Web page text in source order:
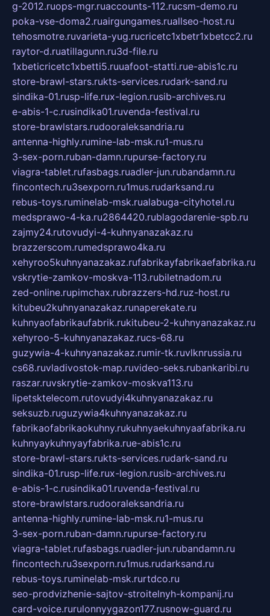
g-2012.ruops-mgr.ruaccounts-112.rucsm-demo.ru
poka-vse-doma2.ruairgungames.ruallseo-host.ru
tehosmotre.ruvarieta-yug.rucricetc1xbetr1xbetcc2.ru
raytor-d.ruatillagunn.ru3d-file.ru
1xbeticricetc1xbetti5.ruuafoot-statti.rue-abis1c.ru
store-brawl-stars.rukts-services.rudark-sand.ru
sindika-01.rusp-life.rux-legion.rusib-archives.ru
e-abis-1-c.rusindika01.ruvenda-festival.ru
store-brawlstars.rudooraleksandria.ru
antenna-highly.rumine-lab-msk.ru1-mus.ru
3-sex-porn.ruban-damn.rupurse-factory.ru
viagra-tablet.rufasbags.ruadler-jun.rubandamn.ru
fincontech.ru3sexporn.ru1mus.rudarksand.ru
rebus-toys.ruminelab-msk.rualabuga-cityhotel.ru
medsprawo-4-ka.ru2864420.rublagodarenie-spb.ru
zajmy24.rutovudyi-4-kuhnyanazakaz.ru
brazzerscom.rumedsprawo4ka.ru
xehyroo5kuhnyanazakaz.rufabrikayfabrikaefabrika.ru
vskrytie-zamkov-moskva-113.rubiletnadom.ru
zed-online.rupimchax.rubrazzers-hd.ruz-host.ru
kitubeu2kuhnyanazakaz.runaperekate.ru
kuhnyaofabrikaufabrik.rukitubeu-2-kuhnyanazakaz.ru
xehyroo-5-kuhnyanazakaz.rucs-68.ru
guzywia-4-kuhnyanazakaz.rumir-tk.ruvlknrussia.ru
cs68.ruvladivostok-map.ruvideo-seks.rubankaribi.ru
raszar.ruvskrytie-zamkov-moskva113.ru
lipetsktelecom.rutovudyi4kuhnyanazakaz.ru
seksuzb.ruguzywia4kuhnyanazakaz.ru
fabrikaofabrikaokuhny.rukuhnyaekuhnyaafabrika.ru
kuhnyaykuhnyayfabrika.rue-abis1c.ru
store-brawl-stars.rukts-services.rudark-sand.ru
sindika-01.rusp-life.rux-legion.rusib-archives.ru
e-abis-1-c.rusindika01.ruvenda-festival.ru
store-brawlstars.rudooraleksandria.ru
antenna-highly.rumine-lab-msk.ru1-mus.ru
3-sex-porn.ruban-damn.rupurse-factory.ru
viagra-tablet.rufasbags.ruadler-jun.rubandamn.ru
fincontech.ru3sexporn.ru1mus.rudarksand.ru
rebus-toys.ruminelab-msk.rurtdco.ru
seo-prodvizhenie-sajtov-stroitelnyh-kompanij.ru
card-voice.rurulonnyygazon177.rusnow-guard.ru